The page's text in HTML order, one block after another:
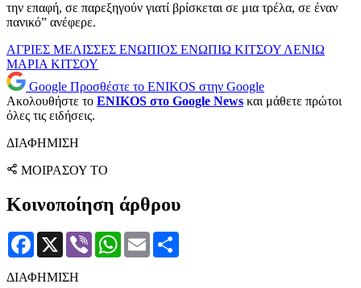
την επαφή, σε παρεξηγούν γιατί βρίσκεται σε μια τρέλα, σε έναν
πανικό” ανέφερε.
ΑΓΡΙΕΣ ΜΕΛΙΣΣΕΣ ΕΝΩΠΙΟΣ ΕΝΩΠΙΩ ΚΙΤΣΟΥ ΛΕΝΙΩ
ΜΑΡΙΑ ΚΙΤΣΟΥ
Google Προσθέστε το ENIKOS στην Google
Ακολουθήστε το ENIKOS στο Google News και μάθετε πρώτοι
όλες τις ειδήσεις.
ΔΙΑΦΗΜΙΣΗ
ΜΟΙΡΑΣΟΥ ΤΟ
Κοινοποίηση άρθρου
Facebook
X Viber WhatsApp
Email
ΔΙΑΦΗΜΙΣΗ